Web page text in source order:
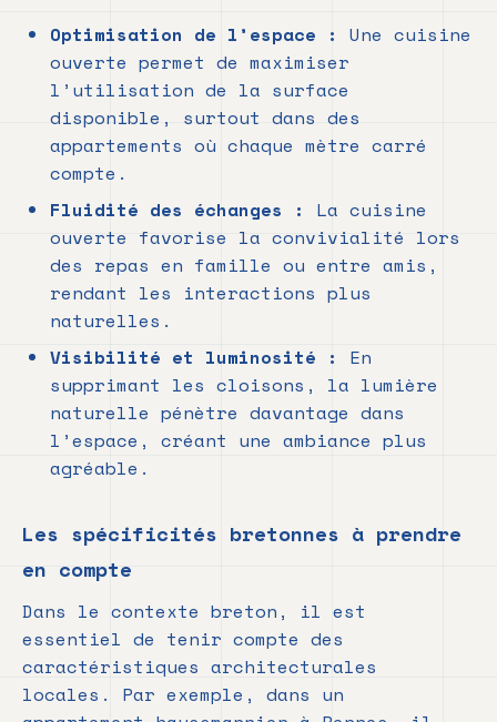
Optimisation de l’espace : Une cuisine
ouverte permet de maximiser
l’utilisation de la surface
disponible, surtout dans des
appartements où chaque mètre carré
compte.
Fluidité des échanges :
La cuisine
ouverte favorise la convivialité lors
des repas en famille ou entre amis,
rendant les interactions plus
naturelles.
Visibilité et luminosité :
En
supprimant les cloisons, la lumière
naturelle pénètre davantage dans
l’espace, créant une ambiance plus
agréable.
Les spécificités bretonnes à prendre
en compte
Dans le contexte breton, il est
essentiel de tenir compte des
caractéristiques architecturales
locales. Par exemple, dans un